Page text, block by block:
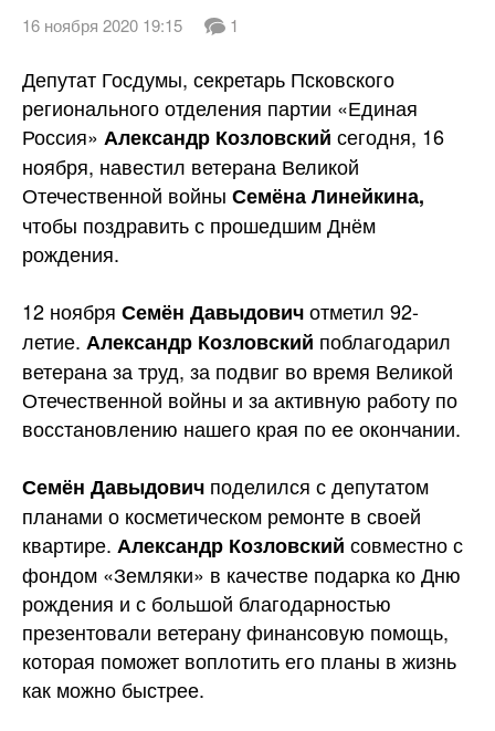
16 ноября 2020 19:15 1
Депутат Госдумы, секретарь Псковского
регионального отделения партии «Единая
Россия» Александр Козловский сегодня, 16
ноября, навестил ветерана Великой
Отечественной войны Семёна Линейкина,
чтобы поздравить с прошедшим Днём
рождения.
12 ноября Семён Давыдовичотметил 92-
летие. Александр Козловский поблагодарил
ветерана за труд, за подвиг во время Великой
Отечественной войны и за активную работу по
восстановлению нашего края по ее окончании.
Семён Давыдович поделился с депутатом
планами о косметическом ремонте в своей
квартире. Александр Козловский совместно с
фондом «Земляки» в качестве подарка ко Дню
рождения и с большой благодарностью
презентовали ветерану финансовую помощь,
которая поможет воплотить его планы в жизнь
как можно быстрее.